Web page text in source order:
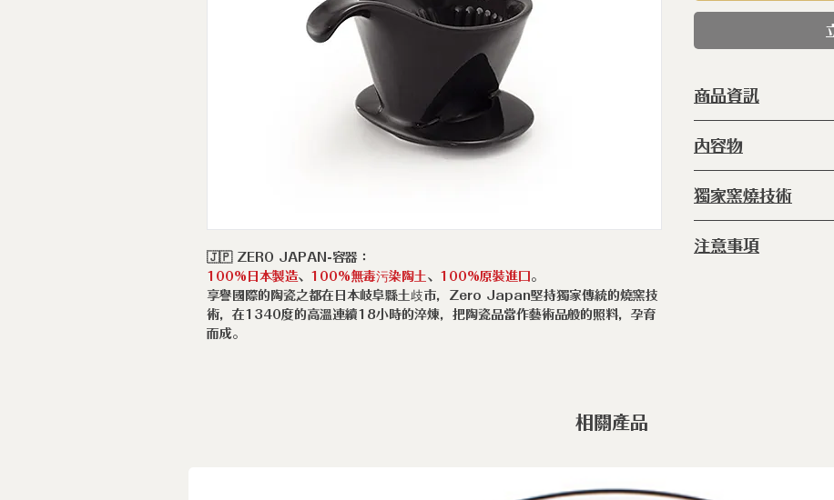
🇯🇵 ZERO JAPAN-容器：
100%日本製造、 100%無毒污染陶土、 100%原裝進口 。
享譽國際的陶瓷之都在日本岐阜縣土歧市，Zero Japan堅持獨家傳統的燒窯技
術，在1340度的高溫連續18小時的淬煉，把陶瓷品當作藝術品般的照料，孕育
而成。
商品資訊
種 類 ：
塗 層 ：手工
尺 寸 ：100 x
產 地 ：日本
內容物
獨家窯燒技術
放進爐內1340℃的高
注意事項
相關產品